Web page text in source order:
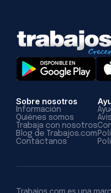
Sobre nosotros
Información
Quiénes somos
Trabaja con nosotros
Blog de Trabajos.com
Contáctanos
Trabajos.com es una